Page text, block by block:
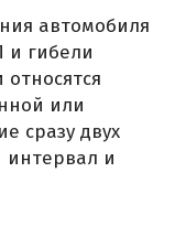
автомобиля
и гибели
или
сразу двух
интервал и